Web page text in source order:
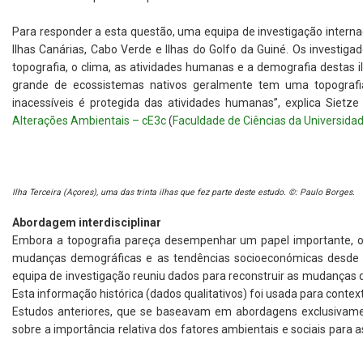
Para responder a esta questão, uma equipa de investigação
Ilhas Canárias, Cabo Verde e Ilhas do Golfo da Guiné. Os
topografia, o clima, as atividades humanas e a demografia
grande de ecossistemas nativos geralmente tem uma
inacessíveis é protegida das atividades humanas”, explica
Alterações Ambientais – cE3c(Faculdade de Ciências da
Ilha Terceira (Açores), uma das trinta ilhas que fez parte deste estudo. ©: Paulo Borges.
Abordagem interdisciplinar
Embora a topografia pareça desempenhar um papel
mudanças demográficas e as tendências socioeconómicas
equipa de investigação reuniu dados para reconstruir as
Esta informação histórica (dados qualitativos) foi usada para
Estudos anteriores, que se baseavam em abordagens
sobre a importância relativa dos fatores ambientais e sociais para